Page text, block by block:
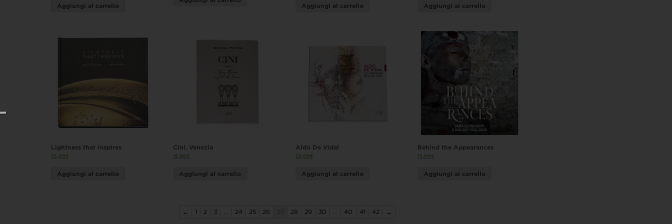
Aggiungi al carrello Aggiungi al carrello Aggiungi al carrello
Lightness that inspires
35,00€
Aggiungi al carrello
Cini. Venezia
15,00€
Aggiungi al carrello
Aldo De Vidal
23,00€
Aggiungi al carrello
Behind the Appearances
15,00€
Aggiungi al carrello
← 1 2 3 24 25 26 28 29 30 40 41 42 →